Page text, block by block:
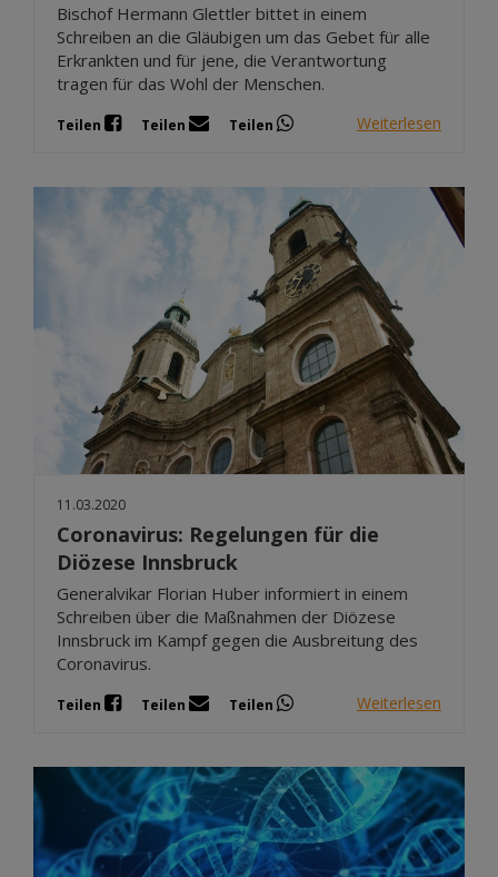
Bischof Hermann Glettler bittet in einem
Schreiben an die Gläubigen um das Gebet für alle
Erkrankten und für jene, die Verantwortung
tragen für das Wohl der Menschen.
Teilen Teilen Teilen Weiterlesen
11.03.2020
Coronavirus: Regelungen für die
Diözese Innsbruck
Generalvikar Florian Huber informiert in einem
Schreiben über die Maßnahmen der Diözese
Innsbruck im Kampf gegen die Ausbreitung des
Coronavirus.
Teilen Teilen Teilen Weiterlesen